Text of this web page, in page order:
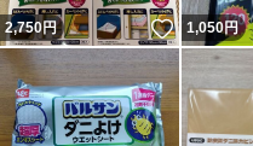
2,750円 いいね！
1,050円